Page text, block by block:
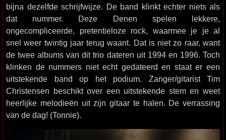
bijna dezelfde schrijfwijze. De band klinkt echter niets als
dat nummer. Deze Denen spelen lekkere,
ongecompliceerde, pretentieloze rock, waarmee je je al
snel weer twintig jaar terug waant. Dat is niet zo raar, want
de twee albums van dit trio dateren uit 1994 en 1996. Toch
klinken de nummers niet echt gedateerd en staat er een
uitstekende band op het podium. Zanger/gitarist Tim
Christensen beschikt over een uitstekende stem en weet
heerlijke melodieën uit zijn gitaar te halen. De verrassing
van de dag! (Tonnie).